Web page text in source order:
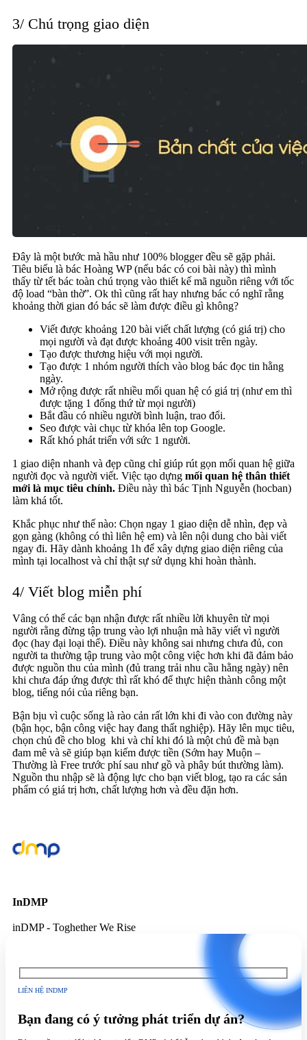
3/ Chú trọng giao diện
Đây là một bước mà hầu như 100% blogger đều sẽ gặp phải.
Tiêu biểu là bác Hoàng WP (nếu bác có coi bài này) thì mình
thấy từ tết bác toàn chú trọng vào thiết kế mã nguồn riêng với tốc
độ load “bàn thờ”. Ok thì cũng rất hay nhưng bác có nghĩ rằng
khoảng thời gian đó bác sẽ làm được điều gì không?
Viết được khoảng 120 bài viết chất lượng (có giá trị) cho
mọi người và đạt được khoảng 400 visit trên ngày.
Tạo được thương hiệu với mọi người.
Tạo được 1 nhóm người thích vào blog bác đọc tin hằng
ngày.
Mở rộng được rất nhiều mối quan hệ có giá trị (như em thì
được tặng 1 đống thứ từ mọi người)
Bắt đầu có nhiều người bình luận, trao đổi.
Seo được vài chục từ khóa lên top Google.
Rất khó phát triển với sức 1 người.
1 giao diện nhanh và đẹp cũng chỉ giúp rút gọn mối quan hệ giữa
người đọc và người viết. Việc tạo dựng mối quan hệ thân thiết
mới là mục tiêu chính. Điều này thì bác Tịnh Nguyễn (hocban)
làm khá tốt.
Khắc phục như thế nào: Chọn ngay 1 giao diện dễ nhìn, đẹp và
gọn gàng (không có thì liên hệ em) và lên nội dung cho bài viết
ngay đi. Hãy dành khoảng 1h để xây dựng giao diện riêng của
mình tại localhost và chỉ thật sự sử dụng khi hoàn thành.
4/ Viết blog miễn phí
Vâng có thể các bạn nhận được rất nhiều lời khuyên từ mọi
người rằng đừng tập trung vào lợi nhuận mà hãy viết vì người
đọc (hay đại loại thế). Điều này không sai nhưng chưa đủ, con
người ta thường tập trung vào một công việc hơn khi đã đảm bảo
được nguồn thu của mình (đủ trang trải nhu cầu hằng ngày) nên
khi chưa đáp ứng được thì rất khó để thực hiện thành công một
blog, tiếng nói của riêng bạn.
Bận bịu vì cuộc sống là rào cản rất lớn khi đi vào con đường này
(bận học, bận công việc hay đang thất nghiệp). Hãy lên mục tiêu,
chọn chủ đề cho blog khi và chỉ khi đó là một chủ đề mà bạn
đam mê và sẽ giúp bạn kiếm được tiền (Sớm hay Muộn –
Thường là Free trước phí sau như gồ và phây bút thường làm).
Nguồn thu nhập sẽ là động lực cho bạn viết blog, tạo ra các sản
phẩm có giá trị hơn, chất lượng hơn và đều đặn hơn.
InDMP
inDMP - Toghether We Rise
LIÊN HỆ INDMP
Bạn đang có ý tưởng phát triển dự án?